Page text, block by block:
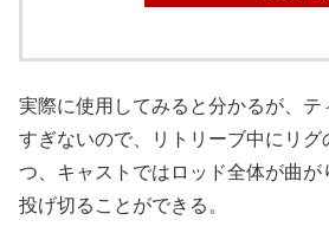
実際に使用してみると分かるが、テ
すぎないので、リトリーブ中にリグ
つ、キャストではロッド全体が曲が
投げ切ることができる。